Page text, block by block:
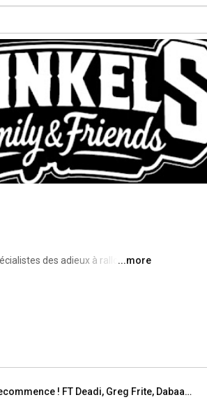
des adieux à rallonge...
...more
Svinkels - Ça Re-Recommence ! FT Deadi, Greg Frite, Dabaaz, Yoshi Di Original, San-nom